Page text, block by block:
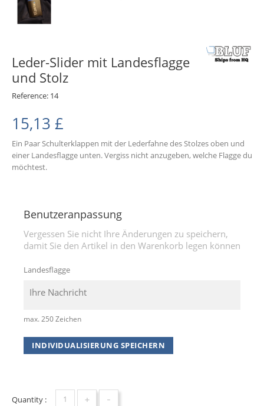
Leder-Slider mit Landesflagge
und Stolz
Reference: 14
15,13 £
Ein Paar Schulterklappen mit der Lederfahne des Stolzes oben und
einer Landesflagge unten. Vergiss nicht anzugeben, welche Flagge du
möchtest.
Benutzeranpassung
Vergessen Sie nicht Ihre Änderungen zu speichern,
damit Sie den Artikel in den Warenkorb legen können
Landesflagge
max. 250 Zeichen
INDIVIDUALISIERUNG SPEICHERN
Quantity : + -